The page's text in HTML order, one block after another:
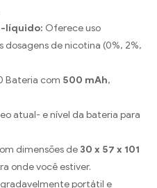
líquido: Oferece uso
de nicotina (0%, 2%,
Bateria com 500 mAh,
atual- e nível da bateria para
dimensões de 30 x 57 x 101
onde você estiver.
portátil e